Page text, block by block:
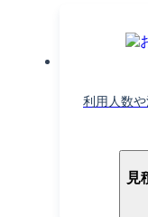
利用人数
見